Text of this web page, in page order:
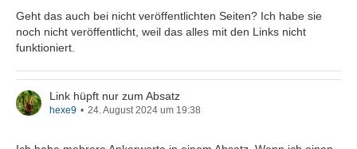
Geht das auch bei nicht veröffentlichten Seiten? Ich habe sie
noch nicht veröffentlicht, weil das alles mit den Links nicht
funktioniert.
Link hüpft nur zum Absatz
hexe9 24. August 2024 um 19:38